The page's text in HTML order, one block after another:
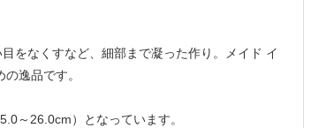
をなくすなど、細部まで凝った作り。メイド イ
逸品です。
～26.0cm）となっています。